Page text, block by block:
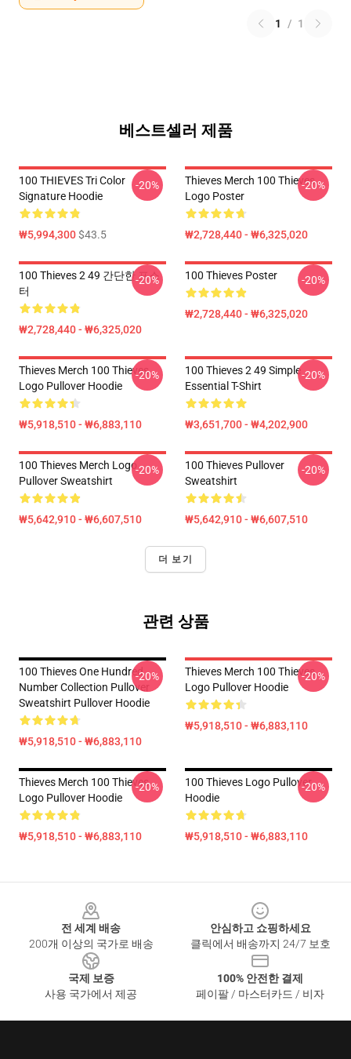
1 / 1
베스트셀러 제품
100 THIEVES Tri Color
Signature Hoodie
₩5,994,300$43.5
-20%
Thieves Merch 100 Thieves
Logo Poster
₩2,728,440 - ₩6,325,020
-20%
100 Thieves 2 49 간단한 포스
터
₩2,728,440 - ₩6,325,020
-20% 100 Thieves Poster
₩2,728,440 - ₩6,325,020
-20%
Thieves Merch 100 Thieves
Logo Pullover Hoodie
₩5,918,510 - ₩6,883,110
-20%
100 Thieves 2 49 Simple
Essential T-Shirt
₩3,651,700 - ₩4,202,900
-20%
100 Thieves Merch Logo
Pullover Sweatshirt
₩5,642,910 - ₩6,607,510
-20%
100 Thieves Pullover
Sweatshirt
₩5,642,910 - ₩6,607,510
-20%
더 보기
관련 상품
100 Thieves One Hundred
Number Collection Pullover
Sweatshirt Pullover Hoodie
₩5,918,510 - ₩6,883,110
-20%
Thieves Merch 100 Thieves
Logo Pullover Hoodie
₩5,918,510 - ₩6,883,110
-20%
Thieves Merch 100 Thieves
Logo Pullover Hoodie
₩5,918,510 - ₩6,883,110
-20%
100 Thieves Logo Pullover
Hoodie
₩5,918,510 - ₩6,883,110
-20%
전 세계 배송
200개 이상의 국가로 배송
안심하고 쇼핑하세요
클릭에서 배송까지 24/7 보호
국제 보증
사용 국가에서 제공
100% 안전한 결제
페이팔 / 마스터카드 / 비자